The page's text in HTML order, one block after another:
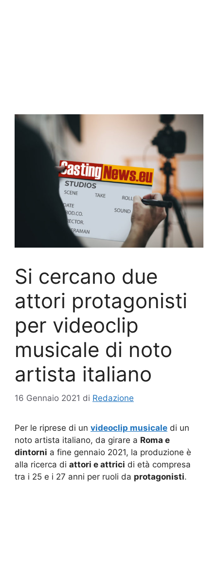
Si cercano due
attori protagonisti
per videoclip
musicale di noto
artista italiano
16 Gennaio 2021 di Redazione
Per le riprese di un videoclip musicale di un
noto artista italiano, da girare a Roma e
dintorni a fine gennaio 2021, la produzione è
alla ricerca di attori e attrici di età compresa
tra i 25 e i 27 anni per ruoli da protagonisti.